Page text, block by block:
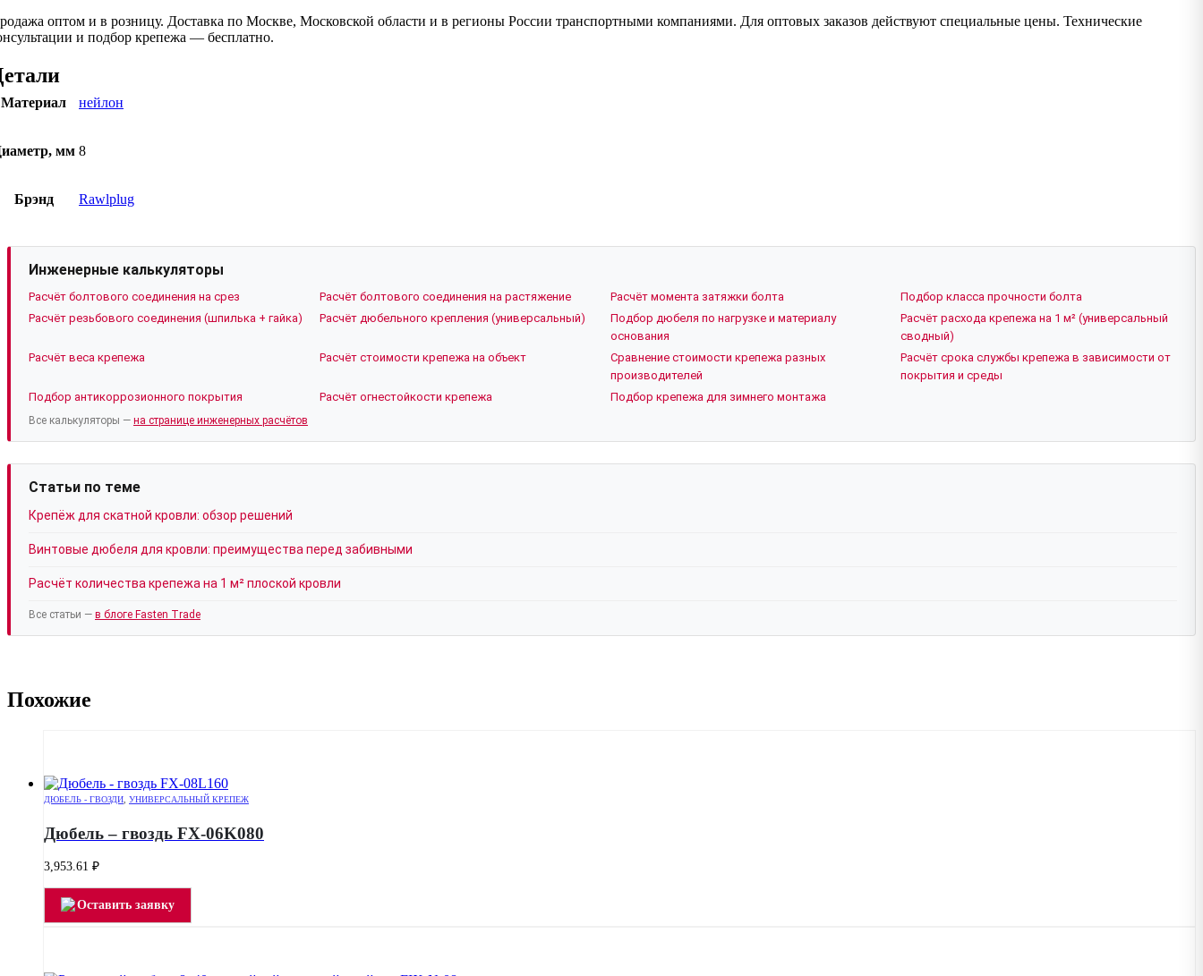
оптом и в розницу. Доставка по Москве, Московской области и в регионы России транспортными компаниями. Для оптовых заказов действуют специальные цены. Технические
и подбор крепежа — бесплатно.
Материал нейлон
мм 8
Брэнд Rawlplug
Инженерные калькуляторы
Расчёт болтового соединения на срез Расчёт болтового соединения на растяжение Расчёт момента затяжки болта
Подбор класса прочности болта
Расчёт резьбового соединения (шпилька + гайка)
Расчёт дюбельного крепления (универсальный)
Подбор дюбеля по нагрузке и материалу
основания
Расчёт расхода крепежа на 1 м² (универсальный
сводный)
Расчёт веса крепежа
Расчёт стоимости крепежа на объект
Сравнение стоимости крепежа разных
производителей
Расчёт срока службы крепежа в зависимости от
покрытия и среды
Подбор антикоррозионного покрытия
Расчёт огнестойкости крепежа Подбор крепежа для зимнего монтажа
Все калькуляторы — на странице инженерных расчётов
Статьи по теме
Крепёж для скатной кровли: обзор решений
Винтовые дюбеля для кровли: преимущества перед забивными
Расчёт количества крепежа на 1 м² плоской кровли
Все статьи — в блоге Fasten Trade
Похожие
ДЮБЕЛЬ - ГВОЗДИ, УНИВЕРСАЛЬНЫЙ КРЕПЕЖ
Дюбель – гвоздь FX-06K080
3,953.61 ₽
Оставить заявку